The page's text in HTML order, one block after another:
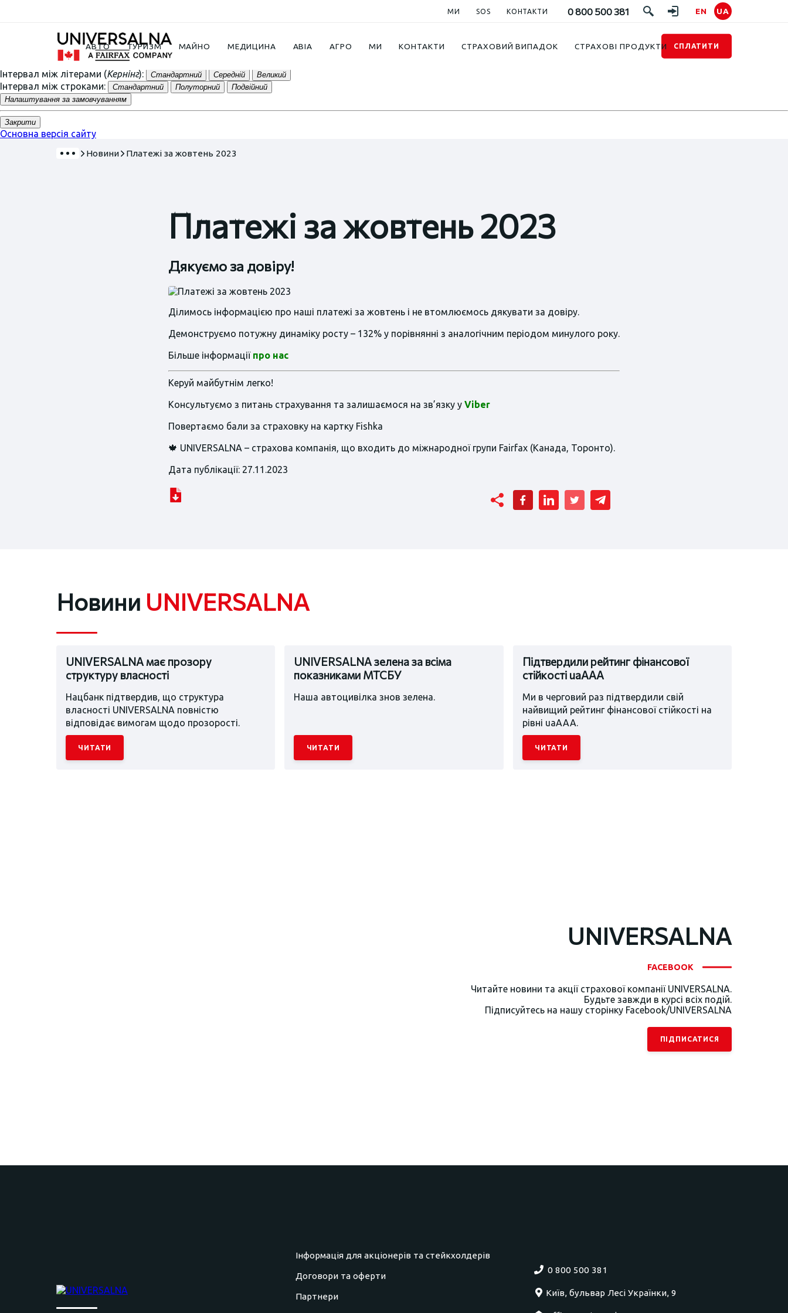
Інтервал між літерами (Кернінг): Стандартний Середній Великий
Інтервал між строками: Стандартний Полуторний
Подвійний
Налаштування за замовчуванням
Закрити
Основна версія сайту
МИ SOS КОНТАКТИ 0 800 500 381 EN UA
АВТО ТУРИЗМ МАЙНО МЕДИЦИНА АВІА АГРО МИ КОНТАКТИ СТРАХОВИЙ ВИПАДОК СТРАХОВІ ПРОДУКТИ СПЛАТИТИ
Новини Платежі за жовтень 2023
Платежі за жовтень 2023
Дякуємо за довіру!
Ділимось інформацією про наші платежі за жовтень і не втомлюємось дякувати за довіру.
Демонструємо потужну динаміку росту – 132% у порівнянні з аналогічним періодом минулого року.
Більше інформації про нас
Керуй майбутнім легко!
Консультуємо з питань страхування та залишаємося на зв’язку у Viber
Повертаємо бали за страховку на картку Fishka
🍁 UNIVERSALNA – страхова компанія, що входить до міжнародної групи Fairfax (Канада, Торонто).
Дата публікації: 27.11.2023
Новини UNIVERSALNA
UNIVERSALNA має прозору
структуру власності
Нацбанк підтвердив, що структура
власності UNIVERSALNA повністю
відповідає вимогам щодо прозорості.
ЧИТАТИ
UNIVERSALNA зелена за всіма
показниками МТСБУ
Наша автоцивілка знов зелена.
ЧИТАТИ
Підтвердили рейтинг фінансової
стійкості uaAAA
Ми в черговий раз підтвердили свій
найвищий рейтинг фінансової стійкості на
рівні uaААА.
ЧИТАТИ
UNIVERSALNA
FACEBOOK
Читайте новини та акції страхової компанії UNIVERSALNA.
Будьте завжди в курсі всіх подій.
Підписуйтесь на нашу сторінку Facebook/UNIVERSALNA
ПІДПИСАТИСЯ
Інформація для акціонерів та стейкхолдерів
Договори та оферти
Партнери
0 800 500 381
Київ, бульвар Лесі Українки, 9